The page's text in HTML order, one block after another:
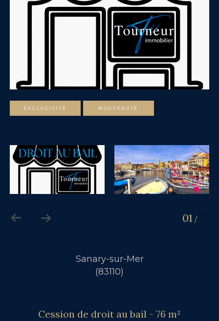
EXCLUSIVITÉ NOUVEAUTÉ
01 /
Sanary-sur-Mer
(83110)
Cession de droit au bail - 76 m²